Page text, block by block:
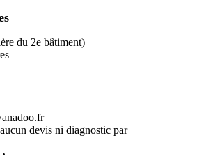
du 2e bâtiment)
devis ni diagnostic par